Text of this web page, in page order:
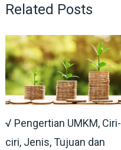
Related Posts
√ Pengertian UMKM, Ciri-
ciri, Jenis, Tujuan dan